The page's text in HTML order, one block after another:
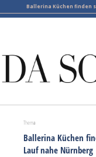
Ballerina Küchen finden
Thema
Ballerina Küchen
Lauf nahe Nürnberg